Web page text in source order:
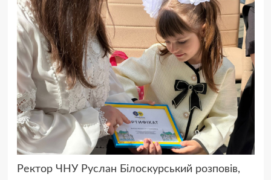
Ректор ЧНУ Руслан Білоскурський розповів,